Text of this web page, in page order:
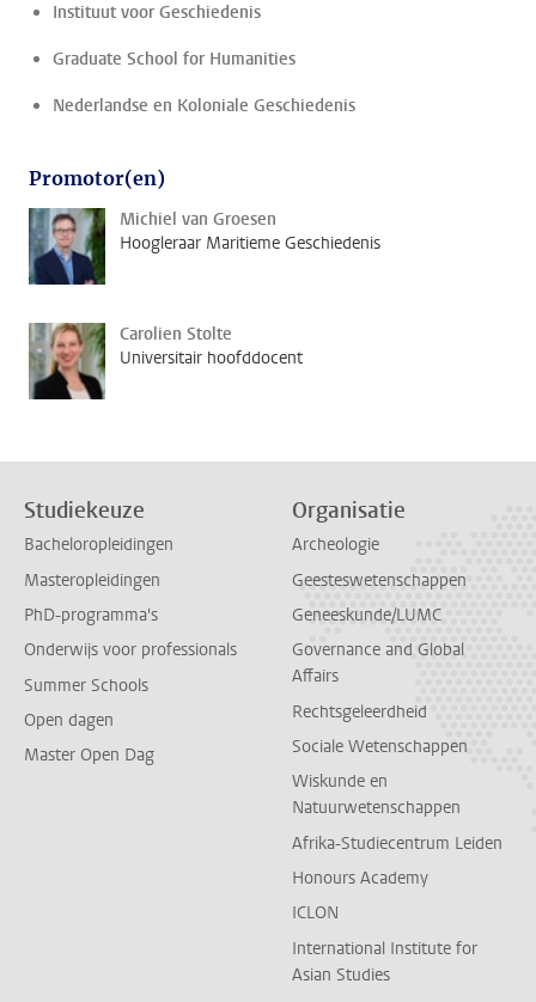
Instituut voor Geschiedenis
Graduate School for Humanities
Nederlandse en Koloniale Geschiedenis
Promotor(en)
Michiel van Groesen
Hoogleraar Maritieme Geschiedenis
Carolien Stolte
Universitair hoofddocent
Studiekeuze
Bacheloropleidingen
Masteropleidingen
PhD-programma's
Onderwijs voor professionals
Summer Schools
Open dagen
Master Open Dag
Organisatie
Archeologie
Geesteswetenschappen
Geneeskunde/LUMC
Governance and Global
Affairs
Rechtsgeleerdheid
Sociale Wetenschappen
Wiskunde en
Natuurwetenschappen
Afrika-Studiecentrum Leiden
Honours Academy
ICLON
International Institute for
Asian Studies